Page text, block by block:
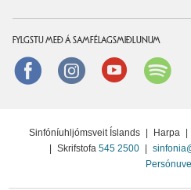
FYLGSTU MEÐ Á SAMFÉLAGSMIÐLUNUM
FacebookinstagramYoutube
Sinfóníuhljómsveit Íslands Harpa
Skrifstofa 545 2500